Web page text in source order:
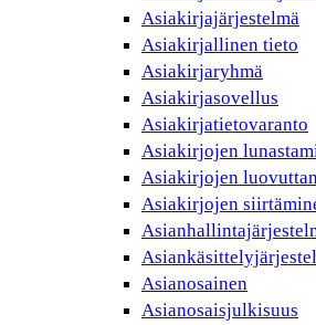
Asiakirjajärjestelmä
Asiakirjallinen tieto
Asiakirjaryhmä
Asiakirjasovellus
Asiakirjatietovaranto
Asiakirjojen
Asiakirjojen
Asiakirjojen
Asianosainen
Asianosaisjulkisuus